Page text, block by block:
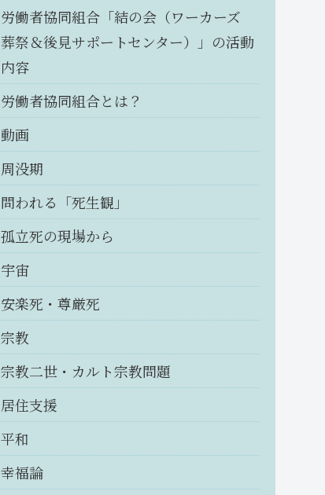
労働者協同組合「結の会（ワーカーズ
葬祭＆後見サポートセンター）」の活動
内容
労働者協同組合とは？
動画
周没期
問われる「死生観」
孤立死の現場から
宇宙
安楽死・尊厳死
宗教
宗教二世・カルト宗教問題
居住支援
平和
幸福論